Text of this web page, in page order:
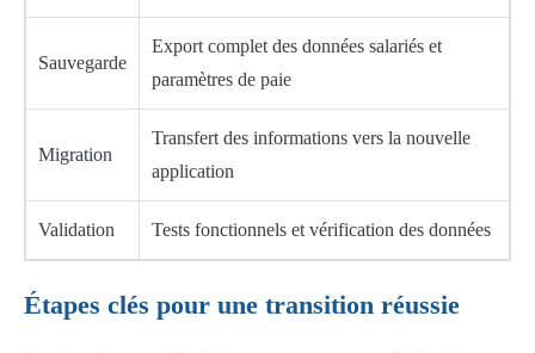
Sauvegarde
Export complet des données salariés et
paramètres de paie
Migration
Transfert des informations vers la nouvelle
application
Validation Tests fonctionnels et vérification des données
Étapes clés pour une transition réussie